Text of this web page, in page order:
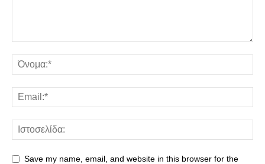
Save my name, email, and website in this browser for the